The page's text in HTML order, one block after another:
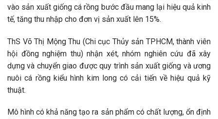
vào sản xuất giống cá rồng bước đầu mang lại hiệu quả kinh
tế, tăng thu nhập cho đơn vị sản xuất lên 15%.
ThS Võ Thị Mộng Thu (Chi cục Thủy sản TPHCM, thành viên
hội đồng nghiệm thu) nhận xét, nhóm nghiên cứu đã xây
dựng và chuyển giao được quy trình sản xuất giống và ương
nuôi cá rồng kiểu hình kim long có cải tiến về hiệu quả kỹ
thuật.
Mô hình có khả năng tạo ra sản phẩm có chất lượng, ổn định